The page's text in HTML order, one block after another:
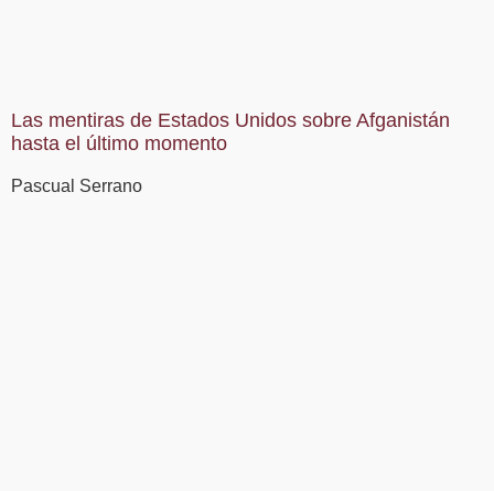
Las mentiras de Estados Unidos sobre Afganistán
hasta el último momento
Pascual Serrano